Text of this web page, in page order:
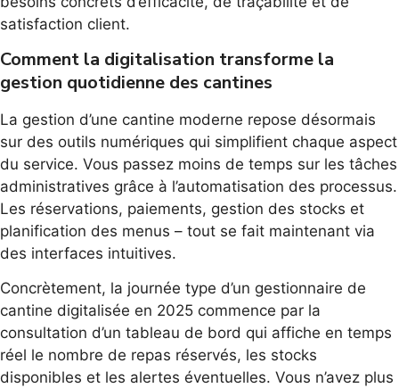
satisfaction client.
Comment la digitalisation transforme la
gestion quotidienne des cantines
La gestion d’une cantine moderne repose désormais
sur des outils numériques qui simplifient chaque aspect
du service. Vous passez moins de temps sur les tâches
administratives grâce à l’automatisation des processus.
Les réservations, paiements, gestion des stocks et
planification des menus – tout se fait maintenant via
des interfaces intuitives.
Concrètement, la journée type d’un gestionnaire de
cantine digitalisée en 2025 commence par la
consultation d’un tableau de bord qui affiche en temps
réel le nombre de repas réservés, les stocks
disponibles et les alertes éventuelles. Vous n’avez plus